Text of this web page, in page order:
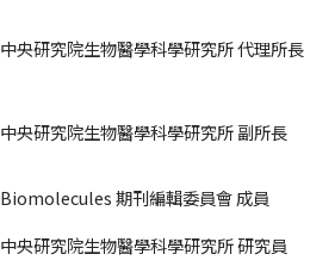
中央研究院生物醫學科學研究所 代理所長
中央研究院生物醫學科學研究所 副所長
Biomolecules 期刊編輯委員會 成員
中央研究院生物醫學科學研究所 研究員